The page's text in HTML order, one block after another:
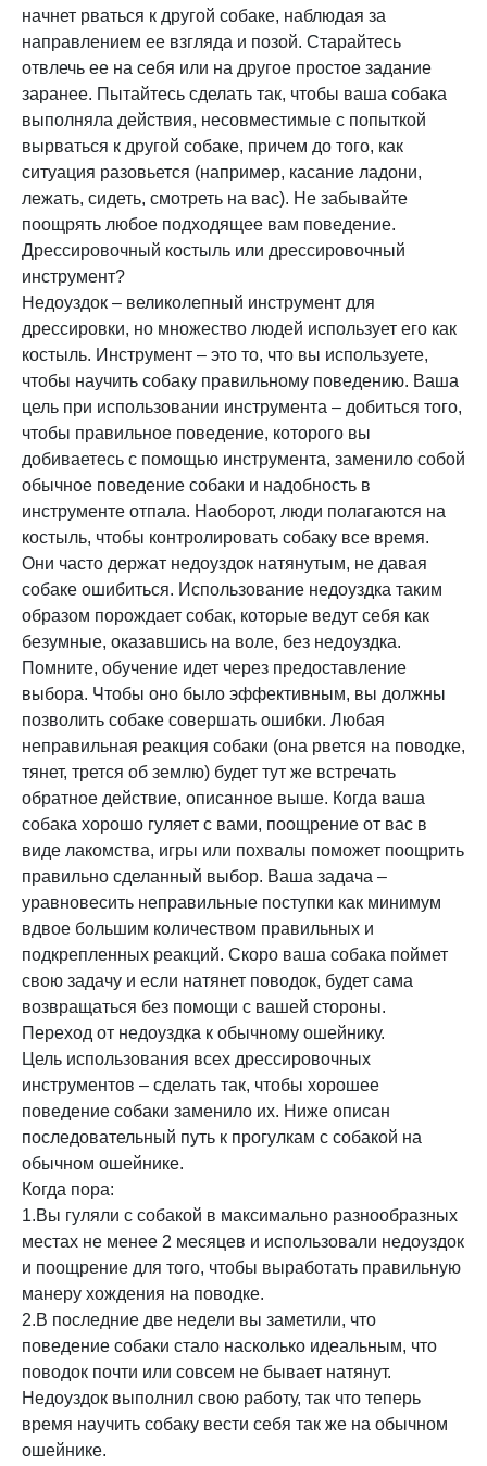
начнет рваться к другой собаке, наблюдая за
направлением ее взгляда и позой. Старайтесь
отвлечь ее на себя или на другое простое задание
заранее. Пытайтесь сделать так, чтобы ваша собака
выполняла действия, несовместимые с попыткой
вырваться к другой собаке, причем до того, как
ситуация разовьется (например, касание ладони,
лежать, сидеть, смотреть на вас). Не забывайте
поощрять любое подходящее вам поведение.
Дрессировочный костыль или дрессировочный
инструмент?
Недоуздок – великолепный инструмент для
дрессировки, но множество людей использует его как
костыль. Инструмент – это то, что вы используете,
чтобы научить собаку правильному поведению. Ваша
цель при использовании инструмента – добиться того,
чтобы правильное поведение, которого вы
добиваетесь с помощью инструмента, заменило собой
обычное поведение собаки и надобность в
инструменте отпала. Наоборот, люди полагаются на
костыль, чтобы контролировать собаку все время.
Они часто держат недоуздок натянутым, не давая
собаке ошибиться. Использование недоуздка таким
образом порождает собак, которые ведут себя как
безумные, оказавшись на воле, без недоуздка.
Помните, обучение идет через предоставление
выбора. Чтобы оно было эффективным, вы должны
позволить собаке совершать ошибки. Любая
неправильная реакция собаки (она рвется на поводке,
тянет, трется об землю) будет тут же встречать
обратное действие, описанное выше. Когда ваша
собака хорошо гуляет с вами, поощрение от вас в
виде лакомства, игры или похвалы поможет поощрить
правильно сделанный выбор. Ваша задача –
уравновесить неправильные поступки как минимум
вдвое большим количеством правильных и
подкрепленных реакций. Скоро ваша собака поймет
свою задачу и если натянет поводок, будет сама
возвращаться без помощи с вашей стороны.
Переход от недоуздка к обычному ошейнику.
Цель использования всех дрессировочных
инструментов – сделать так, чтобы хорошее
поведение собаки заменило их. Ниже описан
последовательный путь к прогулкам с собакой на
обычном ошейнике.
Когда пора:
1.Вы гуляли с собакой в максимально разнообразных
местах не менее 2 месяцев и использовали недоуздок
и поощрение для того, чтобы выработать правильную
манеру хождения на поводке.
2.В последние две недели вы заметили, что
поведение собаки стало насколько идеальным, что
поводок почти или совсем не бывает натянут.
Недоуздок выполнил свою работу, так что теперь
время научить собаку вести себя так же на обычном
ошейнике.